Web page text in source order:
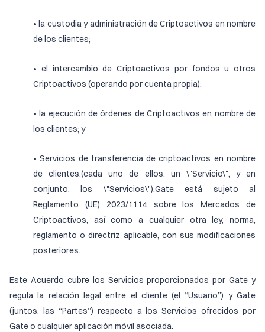
• la custodia y administración de Criptoactivos en nombre
de los clientes;
• el intercambio de Criptoactivos por fondos u otros
Criptoactivos (operando por cuenta propia);
• la ejecución de órdenes de Criptoactivos en nombre de
los clientes; y
• Servicios de transferencia de criptoactivos en nombre
de clientes,(cada uno de ellos, un \"Servicio\", y en
conjunto, los \"Servicios\").Gate está sujeto al
Reglamento (UE) 2023/1114 sobre los Mercados de
Criptoactivos, así como a cualquier otra ley, norma,
reglamento o directriz aplicable, con sus modificaciones
posteriores.
Este Acuerdo cubre los Servicios proporcionados por Gate y
regula la relación legal entre el cliente (el “Usuario”) y Gate
(juntos, las “Partes”) respecto a los Servicios ofrecidos por
Gate o cualquier aplicación móvil asociada.